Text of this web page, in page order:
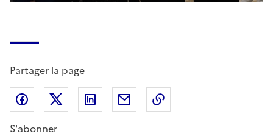
Partager la page
Partager sur Facebook
Partager sur X (anciennement Twitter)
Partager sur LinkedIn
Partager par email
S'abonner